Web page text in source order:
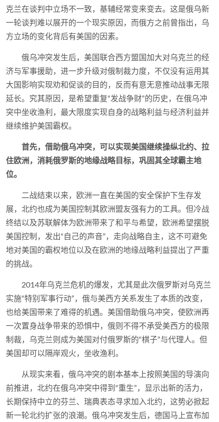
克兰在谈判中立场不一致，基辅经常变来变去。这是俄乌新
一轮谈判难以展开的一个现实原因，而俄方之前曾指出，乌
方立场的变化背后有美国的因素。
俄乌冲突发生后，美国联合西方盟国加大对乌克兰的经
济与军事援助，进一步升级对俄制裁力度，不仅没有运用其
大国影响实现劝和促谈的目的，反而有意无意推动战事无限
延长。究其原因，是希望重复“发战争财”的历史，在俄乌冲
突中坐收渔利，最大限度实现自身的战略利益与经济利益并
继续维护美国霸权。
首先，借助俄乌冲突，可以实现美国继续操纵北约、拉
住欧洲，消耗俄罗斯的地缘战略目标，巩固其全球霸主地
位。
二战结束以来，欧洲一直在美国的安全保护下生存发
展，北约也成为美国控制其欧洲盟友强有力的工具。但冷战
终结以及苏联解体为欧洲带来了和平与希望，欧洲希望摆脱
美国控制，发出“自己的声音”，走向战略自主，这不可避免
地对美国的霸权地位以及在欧洲的地缘战略利益提出了严重
的挑战。
2014年乌克兰危机的爆发，尤其是此次俄罗斯对乌克兰
实施“特别军事行动”，俄与美西方关系发生了本质的改变，
也给美国带来了难得的机遇。美国借助俄乌冲突，使欧洲再
一次置身战争带来的恐惧中，俄则不得不承受美西方的极限
制裁，乌克兰则成为美国对付俄罗斯的“棋子”与代理人。但
美国却可以隔岸观火，坐收渔利。
从现实来看，俄乌冲突的剧本基本上按照美国的导演向
前推进，北约在俄乌冲突中得到“重生”，显示出新的活力，
长期保持中立的芬兰、瑞典表态寻求加入北约，这势必掀起
新一轮北约扩张的浪潮。俄乌冲突发生后，德国马上宣布加